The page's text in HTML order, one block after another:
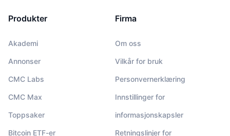
Produkter
Akademi
Annonser
CMC Labs
CMC Max
Toppsaker
Bitcoin ETF-er
Firma
Om oss
Vilkår for bruk
Personvernerklæring
Innstillinger for
informasjonskapsler
Retningslinjer for